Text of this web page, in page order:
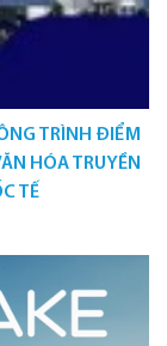
TRÌNH ĐIỂM
HÓA TRUYỀN
TẾ